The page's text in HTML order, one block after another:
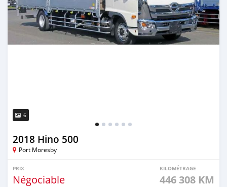
6
2018 Hino 500
Port Moresby
PRIX
Négociable
KILOMÉTRAGE
446 308 KM